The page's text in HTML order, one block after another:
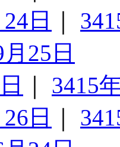
日
25日
3415
日